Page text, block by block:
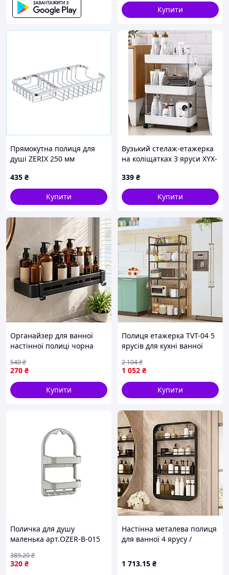
Купити
Прямокутна полиця для
душі ZERIX 250 мм
435 ₴
Купити
Вузький стелаж-етажерка
на коліщатках 3 яруси XYX-
кімнати, білий Топ продаж
339 ₴
Купити
Органайзер для ванної
настінної полиці чорна
зберігання косметики та
аксесуарів
270 ₴
540₴
Купити
Полиця етажерка TVT-04 5
ярусів для кухні ванної
зберігання речей
1 052 ₴
2 104₴
Купити
Поличка для душу
маленька арт.OZER-B-015
320 ₴
389.20₴
Настінна металева полиця
для ванної 4 ярусу /
Стелаж для косметики 26X-
88
1 713.15 ₴